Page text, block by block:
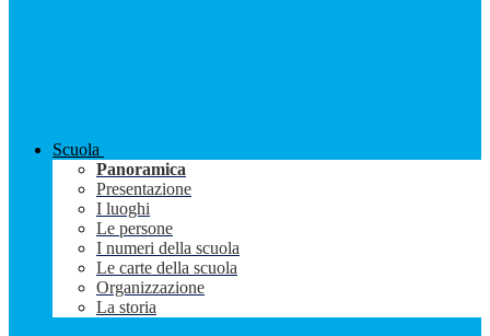
Scuola
Panoramica
Presentazione
I luoghi
Le persone
I numeri della scuola
Le carte della scuola
Organizzazione
La storia